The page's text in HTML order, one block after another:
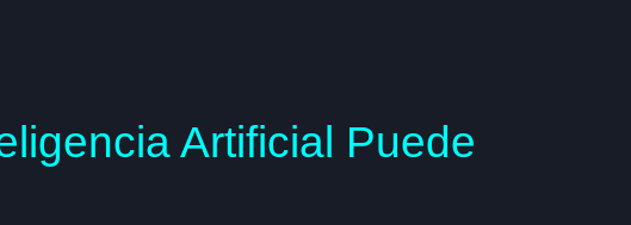
Artificial Puede